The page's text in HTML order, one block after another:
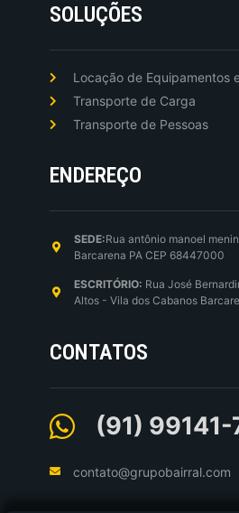
SOLUÇÕES
Locação de Equipamentos
Transporte de Carga
Transporte de Pessoas
ENDEREÇO
SEDE:Rua antônio manoel
Barcarena PA CEP 68447000
ESCRITÓRIO: Rua José
Altos - Vila dos Cabanos
CONTATOS
(91)
contato@grupobairral.com